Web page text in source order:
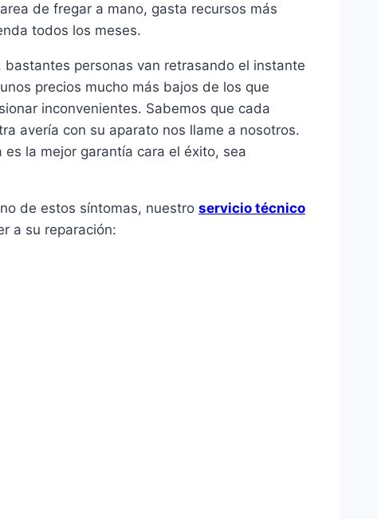
de fregar a mano, gasta recursos más
todos los meses.
bastantes personas van retrasando el instante
precios mucho más bajos de los que
inconvenientes. Sabemos que cada
avería con su aparato nos llame a nosotros.
la mejor garantía cara el éxito, sea
de estos síntomas, nuestro servicio técnico
a su reparación: